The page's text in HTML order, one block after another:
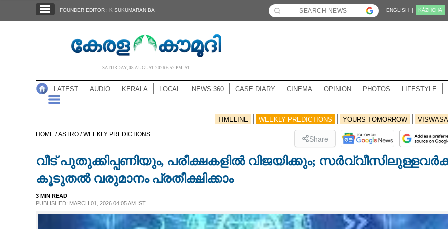
NOTIFIED NEWS
NEWS 360
CASE DIARY
FOUNDER EDITOR : K SUKUMARAN BA ENGLISH | KĀZHCHA
SATURDAY, 08 AUGUST 2026 6.52 PM IST
LATEST AUDIO KERALA LOCAL NEWS 360 CASE DIARY CINEMA OPINION PHOTOS LIFESTYLE
TIMELINE WEEKLY PREDICTIONS YOURS TOMORROW
HOME /ASTRO /WEEKLY PREDICTIONS Share
വീട് പുതുക്കിപ്പണിയും, പരീക്ഷകളിൽ വിജയിക്കും;
കൂടുതൽ വരുമാനം പ്രതീക്ഷിക്കാം
3 MIN READ
PUBLISHED: MARCH 01, 2026 04:05 AM IST